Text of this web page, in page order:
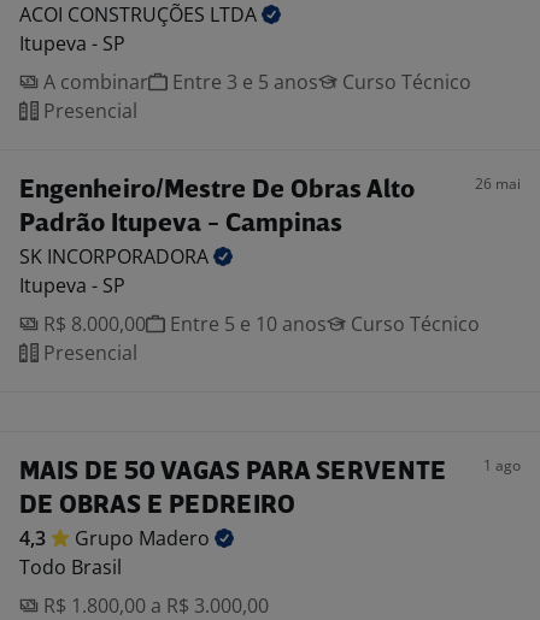
ACOI CONSTRUÇÕES LTDA
Itupeva - SP
A combinar
Entre 3 e 5 anos
Curso Técnico
Presencial
Engenheiro/Mestre De Obras Alto
Padrão Itupeva - Campinas
26 mai
SK INCORPORADORA
Itupeva - SP
R$ 8.000,00
Entre 5 e 10 anos
Curso Técnico
Presencial
MAIS DE 50 VAGAS PARA SERVENTE
DE OBRAS E PEDREIRO
1 ago
4,3 Grupo Madero
Todo Brasil
R$ 1.800,00 a R$ 3.000,00